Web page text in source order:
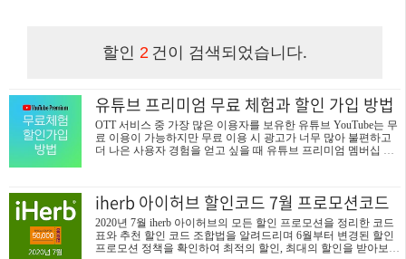
할인 2 건이 검색되었습니다.
유튜브 프리미엄 무료 체험과 할인 가입 방법
OTT 서비스 중 가장 많은 이용자를 보유한 유튜브 YouTube는 무
료 이용이 가능하지만 무료 이용 시 광고가 너무 많아 불편하고
더 나은 사용자 경험을 얻고 싶을 때 유튜브 프리미엄 멤버십 가
Tube를 오랫동안 사용하신분들이라면 21년 6월 이후 광고가 많
아진 것을 느끼실 것 같습니다. 이는 유튜브가 모든 영상에 광고
를 붙이면서 나타난 현상으로 이제는 광고 없이 유튜브를 즐기려
면 유튜브 유료 서비스인 프리미엄 멤버십 가입해야 합니다. 목
차 유튜브 프리미엄 요금제 종류 유튜브 프리미엄 무료 체험 방
iherb 아이허브 할인코드 7월 프로모션코드
2020년 7월 iherb 아이허브의 모든 할인 프로모션을 정리한 코드
표와 추천 할인 코드 조합법을 알려드리며 6월부터 변경된 할인
프로모션 정책을 확인하여 최적의 할인, 최대의 할인을 받아보시